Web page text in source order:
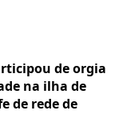
de orgia
na ilha de
de rede de